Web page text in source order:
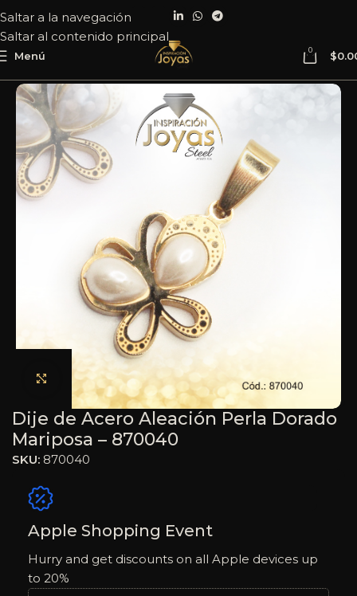
Saltar a la navegación
Saltar al contenido principal
Menú 0 $
Haga clic para ampliar
Dije de Acero Aleación Perla Dorado
Mariposa – 870040
SKU: 870040
Apple Shopping Event
Hurry and get discounts on all Apple devices up
to 20%